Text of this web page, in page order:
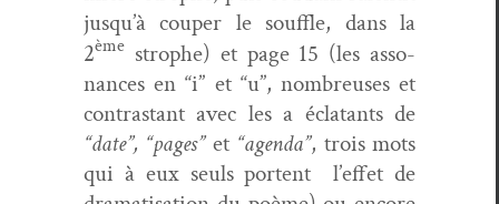
jusqu’à couper le souf­fle, dans la
2ème stro­phe) et page 15 (les asso­
nances en “i” et “u”, nom­breuses et
con­trastant avec les a écla­tants de
“date”, “pages” et “agen­da”, trois mots
qui à eux seuls por­tent
l’effet de